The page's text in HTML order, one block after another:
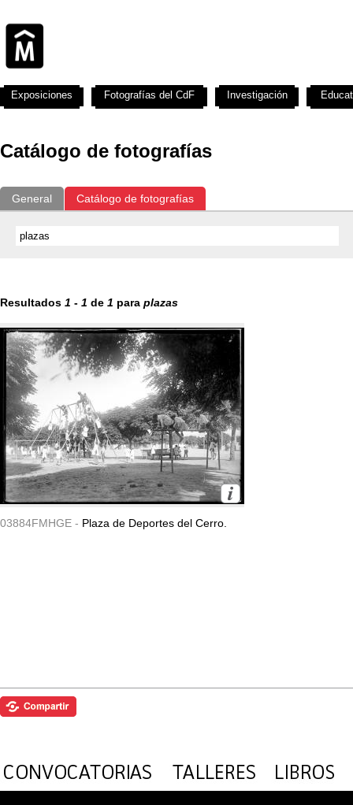
Catálogo de fotografías
General Catálogo de fotografías
Resultados 1 - 1 de 1 para plazas
03884FMHGE - Plaza de Deportes del Cerro.
Exposiciones Fotografías del CdF Investigación